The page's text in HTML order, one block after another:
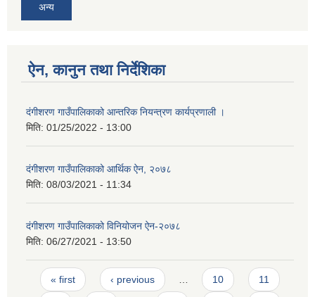
अन्य
ऐन, कानुन तथा निर्देशिका
दंगीशरण गाउँपालिकाको आन्तरिक नियन्त्रण कार्यप्रणाली ।
मिति: 01/25/2022 - 13:00
दंगीशरण गाउँपालिकाको आर्थिक ऐन, २०७८
मिति: 08/03/2021 - 11:34
दंगीशरण गाउँपालिकाको विनियोजन ऐन-२०७८
मिति: 06/27/2021 - 13:50
Pages
« first ‹ previous 10 11